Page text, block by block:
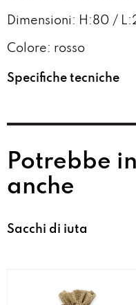
Dimensioni: H:80 /
Colore: rosso
Specifiche tecniche
Potrebbe
anche
Sacchi di iuta